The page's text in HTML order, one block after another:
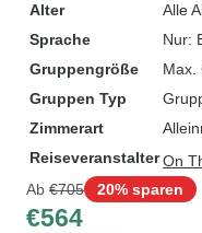
Alter
Alle
Sprache
Nur:
Gruppengröße
Max.
Gruppen Typ
Zimmerart
ReiseveranstalterOn
Ab €705 20% sparen
€564